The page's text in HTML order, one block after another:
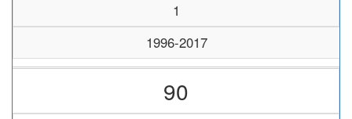
1
1996-2017
90